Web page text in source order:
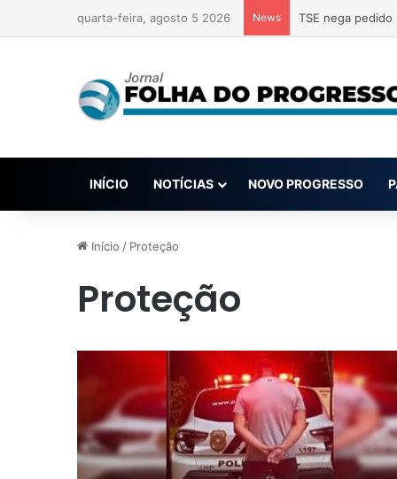
quarta-feira, agosto 5 2026 News Anvisa pode
INÍCIO NOTÍCIAS NOVO PROGRESSO
Início / Proteção
Proteção